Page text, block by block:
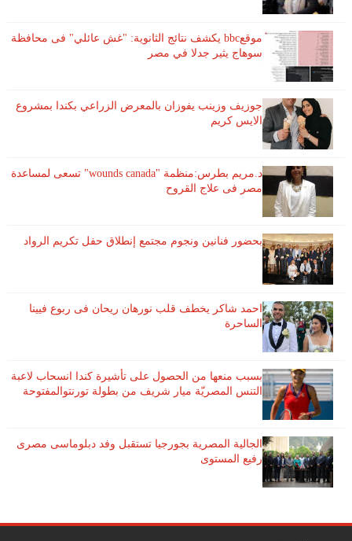
موقعbbc يكشف نتائج الثانوية: "غش عائلي" فى محافظة
سوهاج يثير جدلا في مصر
جوزيف وزينب يفوزان بالمعرض الزراعي بكندا بمشروع
الايس كريم
د.مريم بطرس:منظمة "wounds canada" تسعى لمساعدة
مصر فى علاج القروح
بحضور فنانين ونجوم مجتمع إنطلاق حفل تكريم الرواد
احمد شاكر يخطف قلب نورهان ريحان فى ربوع فيينا
الساحرة
بسبب منعها من الحصول على تأشيرة كندا انسحاب لاعبة ​
التنس​ المصريّة ​ميار شريف​ من بطولة ​تورنتو​المفتوحة
الجالية المصرية بجورجيا تستقبل وفد دبلوماسى مصرى
رفيع المستوى